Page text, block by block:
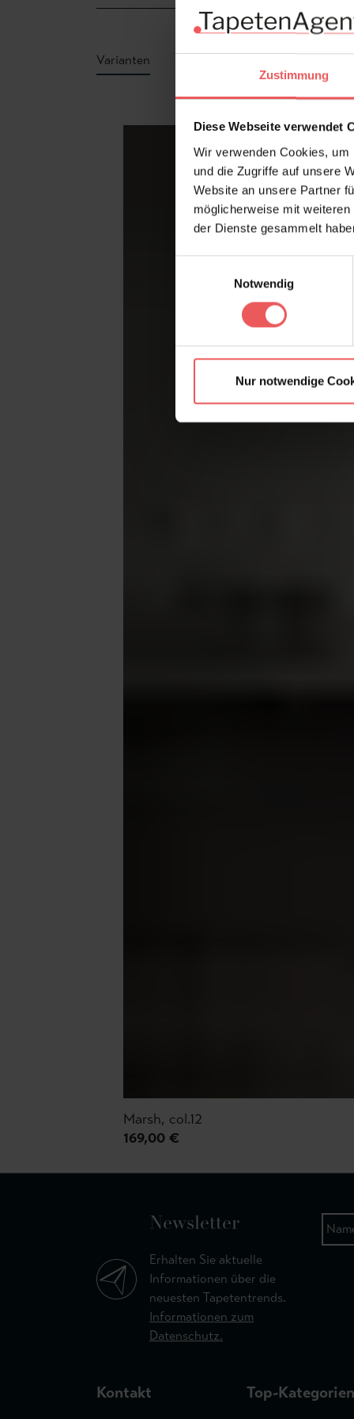
Zustimmung
Diese Webseite verwendet
Wir verwenden Cookies,
und die Zugriffe auf unsere
Website an unsere Partner
möglicherweise mit
der Dienste gesammelt
Notwendig
Nur notwendige
Varianten
Marsh, col.12
169,00 €
Newsletter
Erhalten Sie aktuelle
Informationen über die
neuesten Tapetentrends.
Informationen zum
Datenschutz.
Kontakt Top-Kategorien